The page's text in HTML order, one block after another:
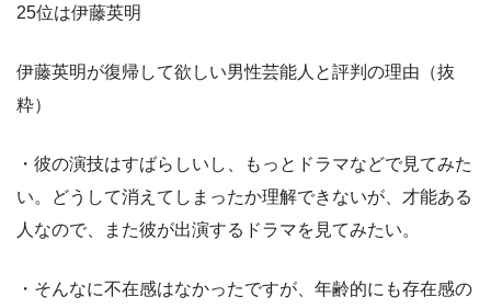
25位は伊藤英明
伊藤英明が復帰して欲しい男性芸能人と評判の理由（抜
粋）
・彼の演技はすばらしいし、もっとドラマなどで見てみた
い。どうして消えてしまったか理解できないが、才能ある
人なので、また彼が出演するドラマを見てみたい。
・そんなに不在感はなかったですが、年齢的にも存在感の